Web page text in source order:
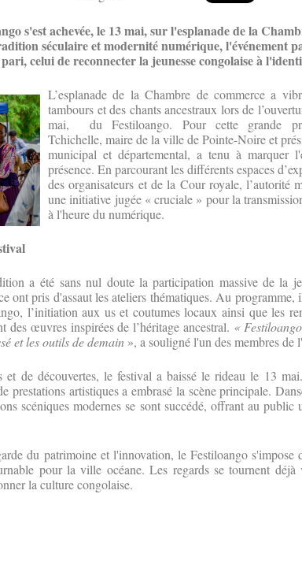
s'est achevée, le 13 mai, sur l'esplanade de la
séculaire et modernité numérique, l'événement
celui de reconnecter la jeunesse congolaise à
L’esplanade de la Chambre de commerce a
tambours et des chants ancestraux lors de
mai, du Festiloango. Pour cette grande
Tchichelle, maire de la ville de Pointe-Noire et
municipal et départemental, a tenu à marquer
présence. En parcourant les différents espaces
des organisateurs et de la Cour royale, l’autorité
une initiative jugée « cruciale » pour la
à l'heure du numérique.
a été sans nul doute la participation massive de la
ont pris d'assaut les ateliers thématiques. Au programme,
l’initiation aux us et coutumes locaux ainsi que les
des œuvres inspirées de l’héritage ancestral. «
et les outils de demain », a souligné l'un des membres de
et de découvertes, le festival a baissé le rideau le 13
prestations artistiques a embrasé la scène principale.
scéniques modernes se sont succédé, offrant au public
du patrimoine et l'innovation, le Festiloango s'impose
pour la ville océane. Les regards se tournent déjà
la culture congolaise.